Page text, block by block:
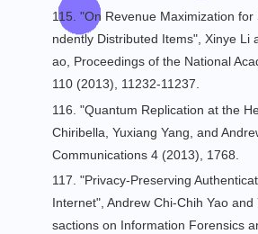
115. "On Revenue Maximization for
ndently Distributed Items", Xinye Li
ao, Proceedings of the National
110 (2013), 11232-11237.
116. "Quantum Replication at the
Chiribella, Yuxiang Yang, and
Communications 4 (2013), 1768.
117. "Privacy-Preserving
Internet", Andrew Chi-Chih Yao and
sactions on Information Forensics